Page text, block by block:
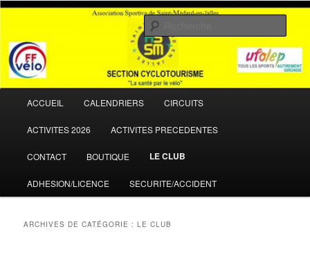
Aller
principal
Aller
secondaireASSM Cyclotourisme
La santé par le vélo
principal
ACCUEIL CALENDRIERS CIRCUITS
ACTIVITES 2026 ACTIVITES PRECEDENTES
CONTACT BOUTIQUE LE CLUB
ADHESION/LICENCE SECURITE/ACCIDENT
ARCHIVES DE CATÉGORIE :LE CLUB